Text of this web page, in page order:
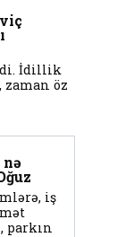
İdillik
öz
iş
parkın